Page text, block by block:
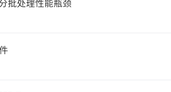
批处理性能瓶颈